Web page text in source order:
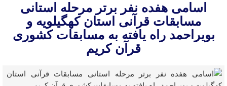
اسامی هفده نفر برتر مرحله استانی
مسابقات قرآنی استان کهگیلویه و
بویراحمد راه یافته به مسابقات کشوری
قرآن کریم